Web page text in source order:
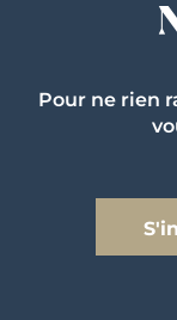
Pour ne rien